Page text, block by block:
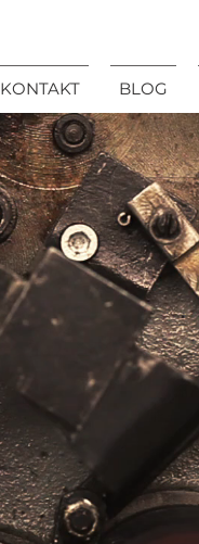
KONTAKT BLOG